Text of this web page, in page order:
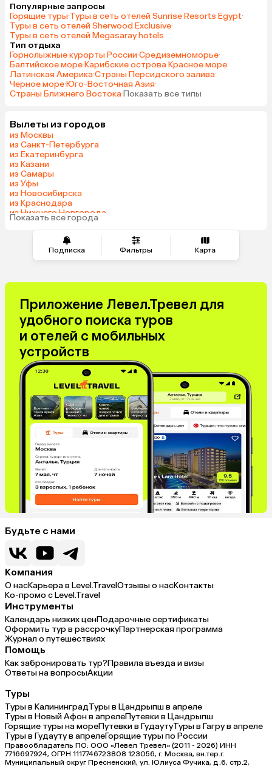
Подписка Фильтры Карта
Популярные запросы
Горящие туры·Туры в сеть отелей Sunrise Resorts Egypt·
Туры в сеть отелей Sherwood Exclusive·
Туры в сеть отелей Megasaray hotels
Тип отдыха
Горнолыжные курорты России·Средиземноморье·
Балтийское море·Карибские острова·Красное море·
Латинская Америка·Страны Персидского залива·
Черное море·Юго-Восточная Азия·
Страны Ближнего Востока·Показать все типы
Вылеты из городов
из Москвы
из Санкт-Петербурга
из Екатеринбурга
из Казани
из Самары
из Уфы
из Новосибирска
из Краснодара
из Нижнего Новгорода
из Перми
Показать все города
Приложение Левел.Тревел для
удобного поиска туров
и отелей с мобильных
устройств
Будьте с нами
Компания
О насКарьера в Level.TravelОтзывы о насКонтакты
Ко-промо с Level.Travel
Инструменты
Календарь низких ценПодарочные сертификаты
Оформить тур в рассрочкуПартнерская программа
Журнал о путешествиях
Помощь
Как забронировать тур?Правила въезда и визы
Ответы на вопросыАкции
Туры
Туры в КалининградТуры в Цандрыпш в апреле
Туры в Новый Афон в апрелеПутевки в Цандрыпш
Горящие туры на мореПутевки в ГудаутуТуры в Гагру в апреле
Туры в Гудауту в апрелеГорящие туры по России
Правообладатель ПО: ООО «Левел Тревел» (2011 - 2026) ИНН
7716697924, ОГРН 1117746723808 123056, г. Москва, вн.тер.г.
Муниципальный округ Пресненский, ул. Юлиуса Фучика, д.6, стр.2,